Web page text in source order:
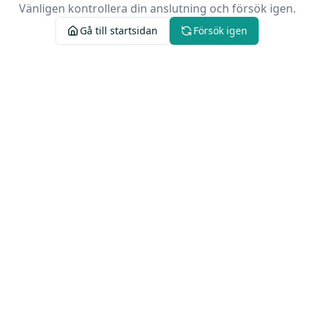
Vänligen kontrollera din anslutning och försök igen.
Gå till startsidan Försök igen